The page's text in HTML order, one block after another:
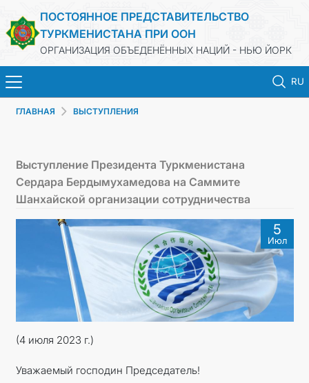
ПОСТОЯННОЕ ПРЕДСТАВИТЕЛЬСТВО
ТУРКМЕНИСТАНА ПРИ ООН
ОРГАНИЗАЦИЯ ОБЪЕДЕНЁННЫХ НАЦИЙ - НЬЮ ЙОРК
RU
TURKMENISTAN
UNITED NATIONS
PRIORITY POSITIONS
STATEMENTS & DOCUMENTS
PERMANENT NEUTRALITY
ГЛАВНАЯ ВЫСТУПЛЕНИЯ
Выступление Президента Туркменистана
Сердара Бердымухамедова на Саммите
Шанхайской организации сотрудничества
5
Июл
(4 июля 2023 г.)
Уважаемый господин Председатель!